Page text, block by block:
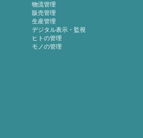
物流管理
販売管理
生産管理
デジタル表示・監視
ヒトの管理
モノの管理